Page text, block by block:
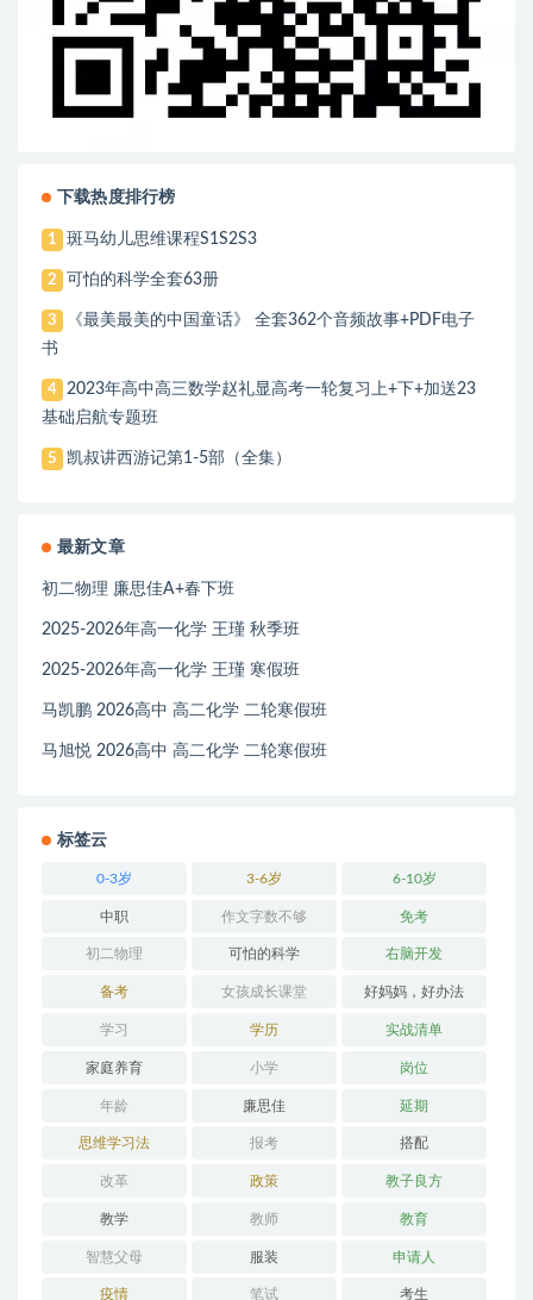
下载热度排行榜
1 斑马幼儿思维课程S1S2S3
2 可怕的科学全套63册
3
《最美最美的中国童话》 全套362个音频故事+PDF电子
书
4
2023年高中高三数学赵礼显高考一轮复习上+下+加送23
基础启航专题班
5 凯叔讲西游记第1-5部（全集）
最新文章
初二物理 廉思佳A+春下班
2025-2026年高一化学 王瑾 秋季班
2025-2026年高一化学 王瑾 寒假班
马凯鹏 2026高中 高二化学 二轮寒假班
马旭悦 2026高中 高二化学 二轮寒假班
标签云
0-3岁 3-6岁 6-10岁
中职 作文字数不够 免考
初二物理 可怕的科学 右脑开发
备考 女孩成长课堂 好妈妈，好办法
学习 学历 实战清单
家庭养育 小学 岗位
年龄 廉思佳 延期
思维学习法 报考 搭配
改革 政策 教子良方
教学 教师 教育
智慧父母 服装 申请人
疫情 笔试 考生